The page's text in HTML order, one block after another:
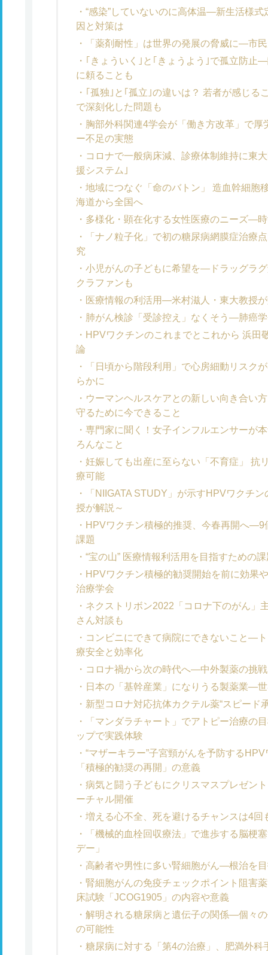
“感染”していないのに高体温―新生活様
因と対策は
「薬剤耐性」は世界の発展の脅威に―市
｢きょういく｣と｢きょうよう｣で孤立防止
に頼ることも
｢孤独｣と｢孤立｣の違いは？ 若者が感じ
で深刻化した問題も
胸部外科関連4学会が「働き方改革」で
ー不足の実態
コロナで一般病床減、診療体制維持に東
援システム｣
地域につなぐ「命のバトン」 造血幹細胞
海道から全国へ
多様化・顕在化する女性医療のニーズ―
「ナノ粒子化」で初の糖尿病網膜症治療
究
小児がんの子どもに希望を―ドラッグラ
クラファンも
医療情報の利活用―米村滋人・東大教授
肺がん検診「受診控え」なくそう―肺癌
HPVワクチンのこれまでとこれから 浜田
論
「日頃から階段利用」で心房細動リスク
らかに
ウーマンヘルスケアとの新しい向き合い
守るために今できること
専門家に聞く！女子インフルエンサーが
ろんなこと
妊娠しても出産に至らない「不育症」 抗
療可能
「NIIGATA STUDY」が示すHPVワクチ
授が解説～
HPVワクチン積極的推奨、今春再開へ―9
課題
“宝の山” 医療情報利活用を目指すための
HPVワクチン積極的勧奨開始を前に効果
治療学会
ネクストリボン2022「コロナ下のがん」
さん対談も
コンビニにできて病院にできないこと―
療安全と効率化
コロナ禍から次の時代へ―中外製薬の挑戦
日本の「基幹産業」になりうる製薬業―
新型コロナ対応抗体カクテル薬“スピード
「マンダラチャート」でアトピー治療の
ップで実践体験
“マザーキラー”子宮頸がんを予防する
「積極的勧奨の再開」の意義
病気と闘う子どもにクリスマスプレゼン
ーチャル開催
増える心不全、死を避けるチャンスは4
「機械的血栓回収療法」で進歩する脳梗
デー」
高齢者や男性に多い腎細胞がん―根治を
腎細胞がんの免疫チェックポイント阻害
床試験「JCOG1905」の内容や意義
解明される糖尿病と遺伝子の関係―個々
の可能性
糖尿病に対する「第4の治療」、肥満外科